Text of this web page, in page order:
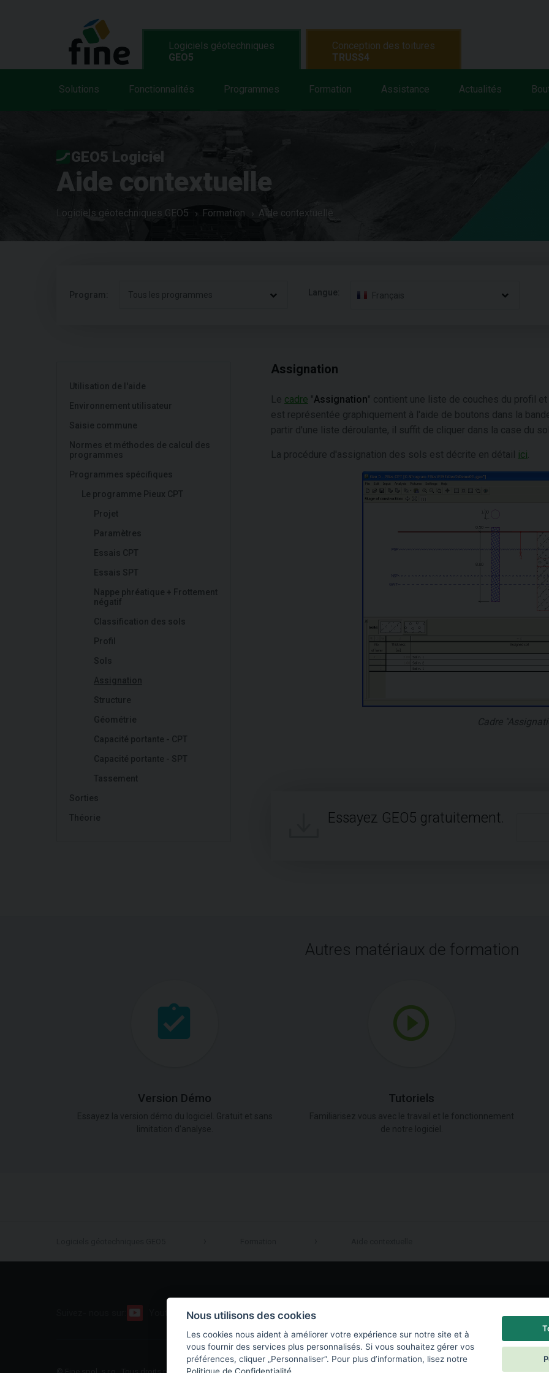
Logiciels géotechniques
GEO5
Solutions Fonctionnalités Programmes Formation Assistance Actualités
Conception des toitures
TRUSS4
GEO5 Logiciel
Aide contextuelle
Logiciels géotechniques GEO5 Formation Aide contextuelle
Program: Tous les programmes Langue: Français
Utilisation de l'aide
Environnement utilisateur
Saisie commune
Normes et méthodes de calcul des
programmes
Programmes spécifiques
Le programme Pieux CPT
Projet
Paramètres
Essais CPT
Essais SPT
Nappe phréatique + Frottement
négatif
Classification des sols
Profil
Sols
Assignation
Structure
Géométrie
Capacité portante - CPT
Capacité portante - SPT
Tassement
Sorties
Théorie
Assignation
Le cadre "Assignation" contient une liste de couches du profil
est représentée graphiquement à l'aide de boutons dans la
partir d'une liste déroulante, il suffit de cliquer dans la case du
La procédure d'assignation des sols est décrite en détail ici
Cadre
Essayez GEO5 gratuitement.
Autres matériaux de formation
Version Démo Tutoriels
Facebook LinkedIn
Nous utilisons des cookies
Les cookies nous aident à améliorer votre expérience sur notre site et à
vous fournir des services plus personnalisés. Si vous souhaitez gérer vos
préférences, cliquer „Personnaliser“. Pour plus d’information, lisez notre